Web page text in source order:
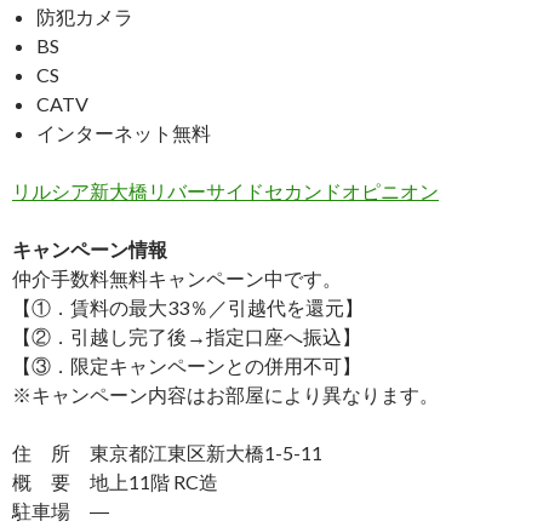
防犯カメラ
BS
CS
CATV
インターネット無料
リルシア新大橋リバーサイドセカンドオピニオン
キャンペーン情報
仲介手数料無料キャンペーン中です。
【①．賃料の最大33％／引越代を還元】
【②．引越し完了後→指定口座へ振込】
【③．限定キャンペーンとの併用不可】
※キャンペーン内容はお部屋により異なります。
住 所 東京都江東区新大橋1-5-11
概 要 地上11階 RC造
駐車場 ―